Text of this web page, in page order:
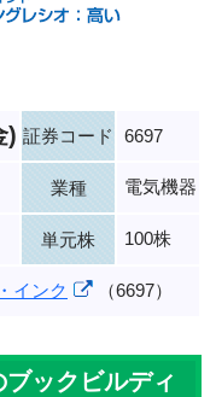
) 証券コード 6697
業種 電気機器
単元株 100株
インク （6697）
ックビルディ